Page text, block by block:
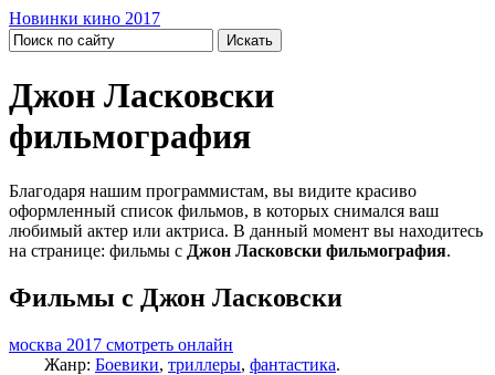
Новинки кино 2017
Джон Ласковски
фильмография
Благодаря нашим программистам, вы видите красиво
оформленный список фильмов, в которых снимался ваш
любимый актер или актриса. В данный момент вы находитесь
на странице: фильмы с Джон Ласковски фильмография.
Фильмы с Джон Ласковски
москва 2017 смотреть онлайн
Жанр: Боевики, триллеры, фантастика.